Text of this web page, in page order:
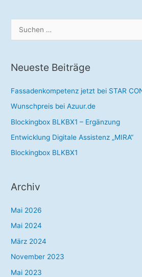
u
h
n
n
a
c
h
Neueste Beiträge
Fassadenkompetenz jetzt bei STAR
Wunschpreis bei Azuur.de
Blockingbox BLKBX1 – Ergänzung
Entwicklung Digitale Assistenz „MIRA“
Blockingbox BLKBX1
Archiv
Mai 2026
Mai 2024
März 2024
November 2023
Mai 2023